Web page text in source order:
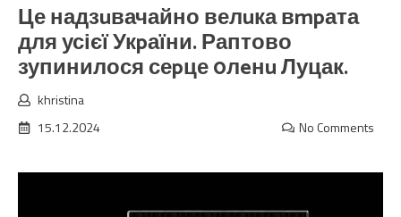
Це надзuвачайно велuка вmpата
для усієї Укpаїни. Раптово
зупинилося сеpце 0лeнu Луцак.
khristina
15.12.2024
No Comments